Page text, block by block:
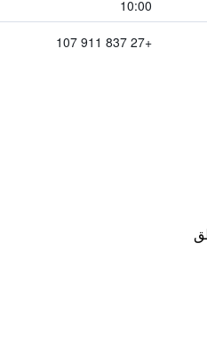
10:00
+27 837 911 107